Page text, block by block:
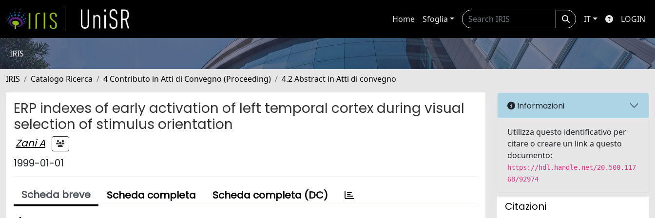
Home Sfoglia IT LOGIN
IRIS
IRIS Catalogo Ricerca 4 Contributo in Atti di Convegno (Proceeding) 4.2 Abstract in Atti di convegno
ERP indexes of early activation of left temporal cortex during visual
selection of stimulus orientation
Zani A
1999-01-01
Scheda breve Scheda completa Scheda completa (DC)
Informazioni
Utilizza questo identificativo per
citare o creare un link a questo
documento:
https://hdl.handle.net/20.500.117
68/92974
Citazioni